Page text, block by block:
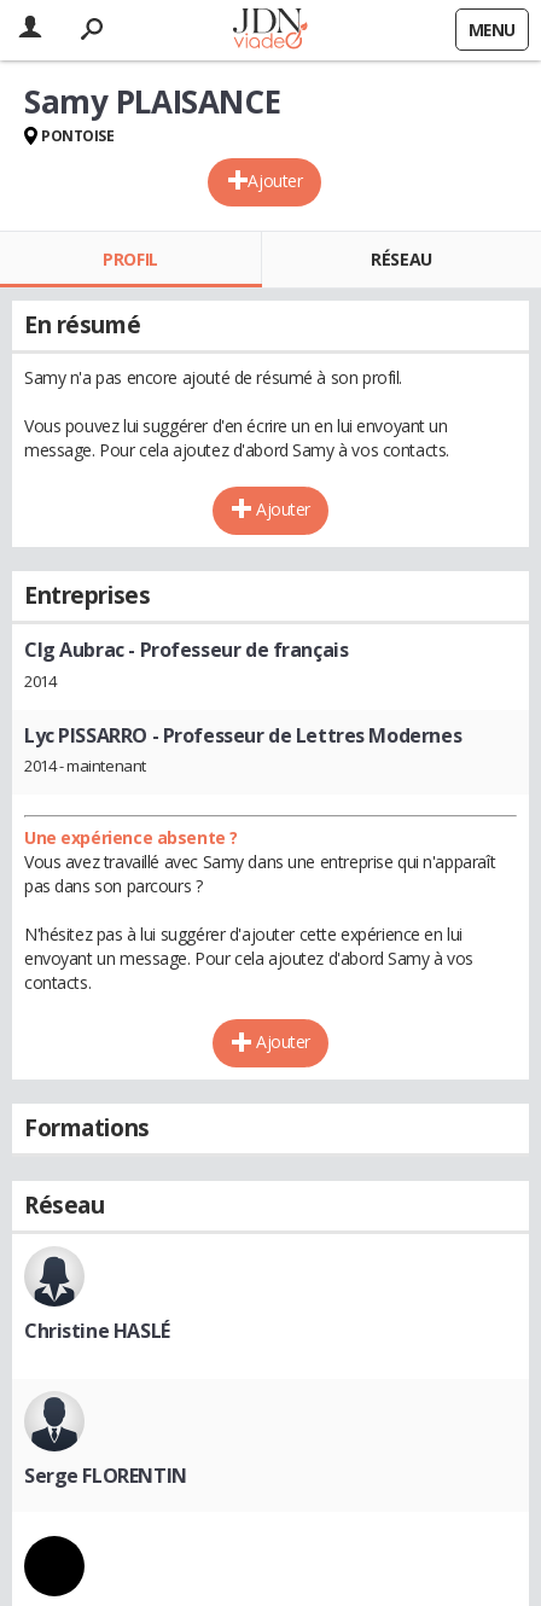
MENU
Ajouter
Samy PLAISANCE
PONTOISE
PROFIL RÉSEAU
En résumé
Samy n'a pas encore ajouté de résumé à son profil.
Vous pouvez lui suggérer d'en écrire un en lui envoyant un
message. Pour cela ajoutez d'abord Samy à vos contacts.
Ajouter
Entreprises
Clg Aubrac- Professeur de français
2014
Lyc PISSARRO - Professeur de Lettres Modernes
2014 - maintenant
Une expérience absente ?
Vous avez travaillé avec Samy dans une entreprise qui n'apparaît
pas dans son parcours ?
N'hésitez pas à lui suggérer d'ajouter cette expérience en lui
envoyant un message. Pour cela ajoutez d'abord Samy à vos
contacts.
Ajouter
Formations
Réseau
Christine HASLÉ
Serge FLORENTIN